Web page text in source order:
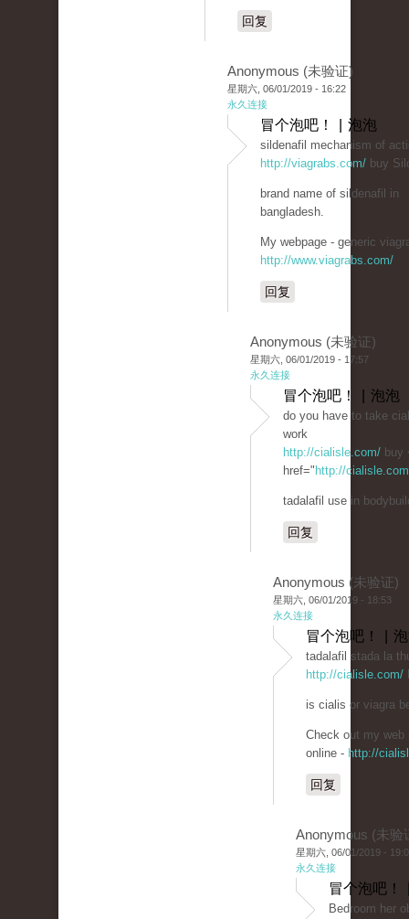
回复
Anonymous (未验证)
星期六, 06/01/2019 - 16:22
永久连接
冒个泡吧！ | 泡泡
sildenafil mechanism of
http://viagrabs.com/ buy
brand name of sildenafil in
bangladesh.
My webpage - generic
http://www.viagrabs.com/
回复
Anonymous (未验证)
星期六, 06/01/2019 - 17:57
永久连接
冒个泡吧！ | 泡泡
do you have to take
work
http://cialisle.com/ buy
href=" http://
tadalafil use in
回复
Anonymous (未验证)
星期六, 06/01/2019 - 18:53
永久连接
冒个泡吧！ |
tadalafil stada la
http://cialisle.com/
is cialis or viagra
Check out my web
online - http://
回复
Anonymous (未验
星期六, 06/01/2019 -
永久连接
冒个泡吧！
Bedroom her